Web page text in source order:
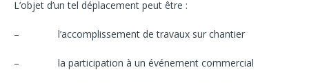
L’objet d’un tel déplacement peut être :
– l’accomplissement de travaux sur chantier
– la participation à un événement commercial